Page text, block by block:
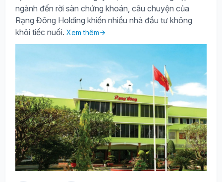
ngành đến rời sàn chứng khoán, câu chuyện của
Rạng Đông Holding khiến nhiều nhà đầu tư không
khỏi tiếc nuối. Xem thêm